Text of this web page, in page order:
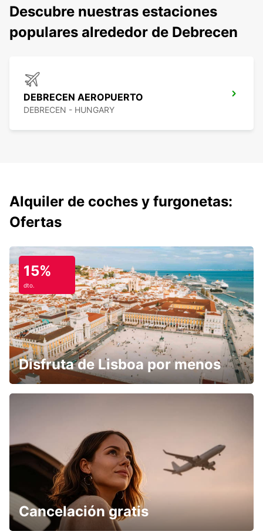
Descubre nuestras estaciones
populares alrededor de Debrecen
DEBRECEN AEROPUERTO
DEBRECEN - HUNGARY
Alquiler de coches y furgonetas:
Ofertas
15%
dto.
Disfruta de Lisboa por menos
Cancelación gratis